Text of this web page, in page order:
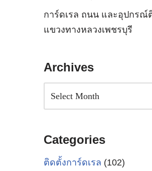
การ์ดเรล ถนน และอุปกรณ์
แขวงทางหลวงเพชรบุรี
Archives
Categories
ติดตั้งการ์ดเรล (102)